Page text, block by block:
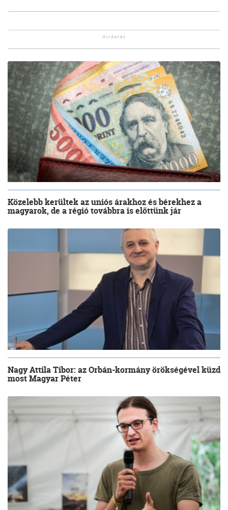
Közelebb kerültek az uniós árakhoz és bérekhez a
magyarok, de a régió továbbra is előttünk jár
Nagy Attila Tibor: az Orbán-kormány örökségével küzd
most Magyar Péter